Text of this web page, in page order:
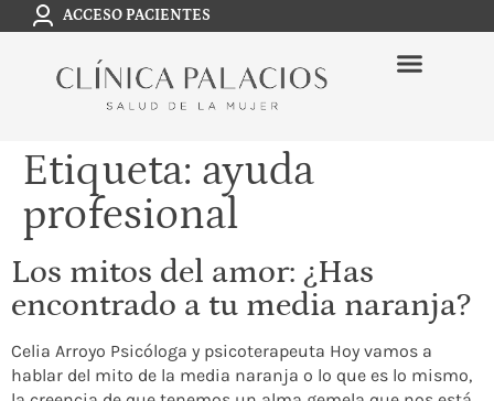
ACCESO PACIENTES
Etiqueta: ayuda
profesional
Los mitos del amor: ¿Has
encontrado a tu media naranja?
Celia Arroyo Psicóloga y psicoterapeuta Hoy vamos a
hablar del mito de la media naranja o lo que es lo mismo,